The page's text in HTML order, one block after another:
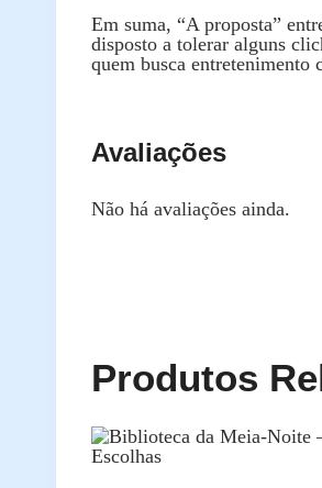
Em suma, “A proposta”
disposto a tolerar alguns
quem busca
Avaliações
Não há avaliações ainda.
Produtos